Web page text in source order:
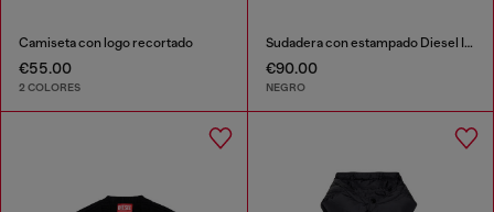
Camiseta con logo recortado
€55.00
2 COLORES
Sudadera con estampado Diesel Industry
€90.00
NEGRO